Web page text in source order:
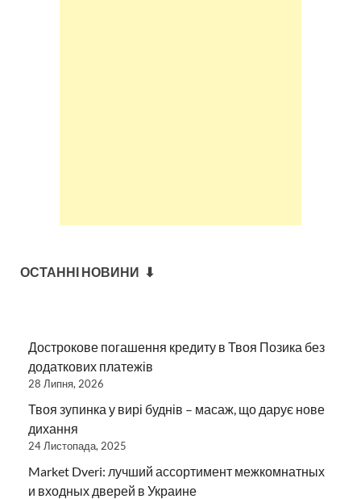
ОСТАННІ НОВИНИ ⬇
Дострокове погашення кредиту в Твоя Позика без
додаткових платежів
28 Липня, 2026
Твоя зупинка у вирі буднів – масаж, що дарує нове
дихання
24 Листопада, 2025
Market Dveri: лучший ассортимент межкомнатных
и входных дверей в Украине